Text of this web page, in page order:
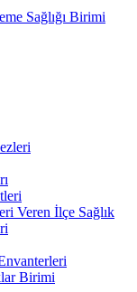
Sağlığı Birimi
Veren İlçe Sağlık
Birimi